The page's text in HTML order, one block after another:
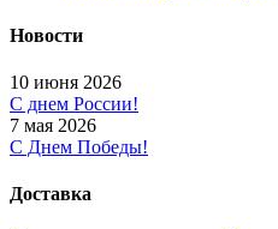
Новости
10 июня 2026
С днем России!
7 мая 2026
С Днем Победы!
Доставка